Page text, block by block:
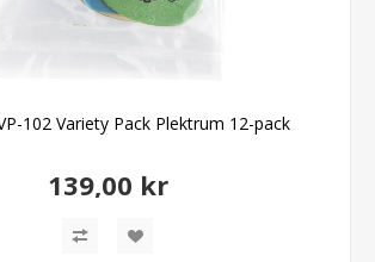
102 Variety Pack Plektrum 12-pack
139,00 kr